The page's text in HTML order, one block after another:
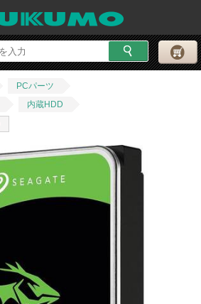
PCパーツ
内蔵HDD